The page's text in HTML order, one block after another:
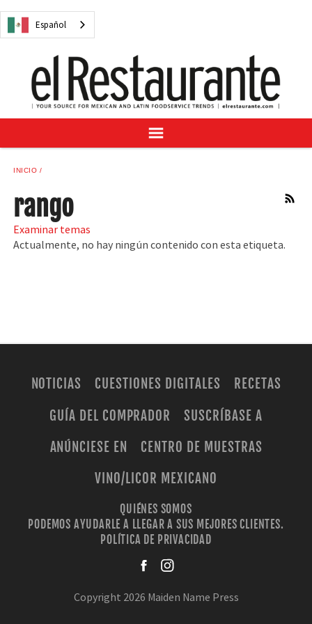
Español
NOTICIAS
RECETAS
GUÍA DEL COMPRADOR
SUSCRÍBASE A
CENTRO DE MUESTRAS
INICIO
RSS
rango
Examinar temas
Actualmente, no hay ningún contenido con esta etiqueta.
NOTICIAS CUESTIONES DIGITALES
RECETAS
GUÍA DEL COMPRADOR
SUSCRÍBASE A
ANÚNCIESE EN
CENTRO DE MUESTRAS
VINO/LICOR MEXICANO
QUIÉNES SOMOS
PODEMOS AYUDARLE A LLEGAR A SUS MEJORES CLIENTES.
POLÍTICA DE PRIVACIDAD
Copyright 2026 Maiden Name Press